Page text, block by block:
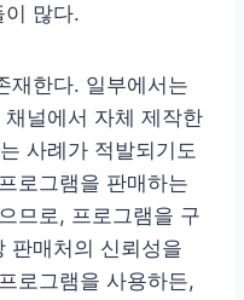
이 많다.
재한다. 일부에서는
널에서 자체 제작한
사례가 적발되기도
로그램을 판매하는
므로, 프로그램을 구
판매처의 신뢰성을
로그램을 사용하든,